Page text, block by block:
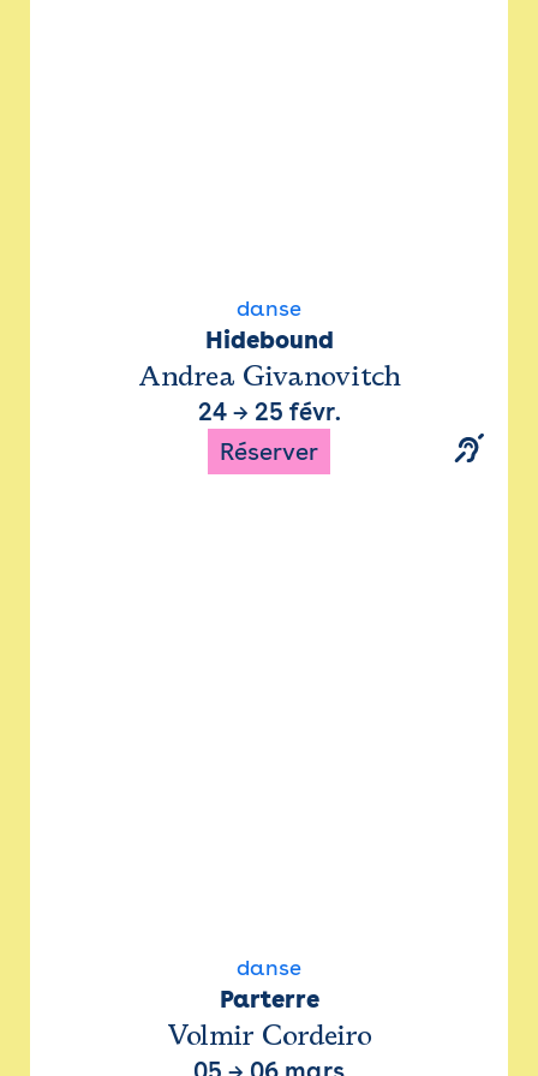
danse
Hidebound
Andrea Givanovitch
24→ 25 févr.
Réserver
danse
Parterre
Volmir Cordeiro